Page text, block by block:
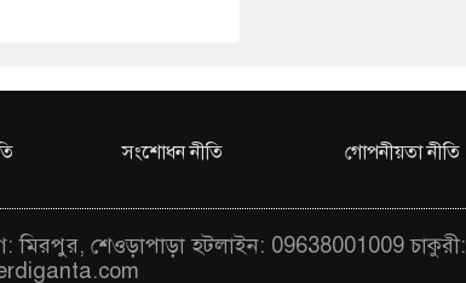
সংশোধন নীতি গোপনীয়তা নীতি
মিরপুর, শেওড়াপাড়া হটলাইন: 09638001009 চাকুরী: